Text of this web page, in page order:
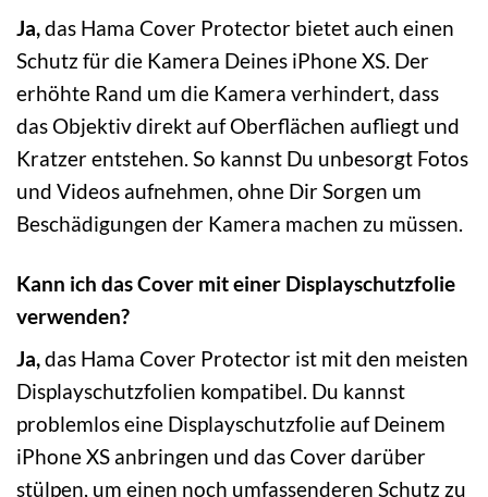
Ja,das Hama Cover Protector bietet auch einen
Schutz für die Kamera Deines iPhone XS. Der
erhöhte Rand um die Kamera verhindert, dass
das Objektiv direkt auf Oberflächen aufliegt und
Kratzer entstehen. So kannst Du unbesorgt Fotos
und Videos aufnehmen, ohne Dir Sorgen um
Beschädigungen der Kamera machen zu müssen.
Kann ich das Cover mit einer Displayschutzfolie
verwenden?
Ja,das Hama Cover Protector ist mit den meisten
Displayschutzfolien kompatibel. Du kannst
problemlos eine Displayschutzfolie auf Deinem
iPhone XS anbringen und das Cover darüber
stülpen, um einen noch umfassenderen Schutz zu